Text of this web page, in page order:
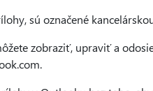
sú označené
zobraziť, upraviť a